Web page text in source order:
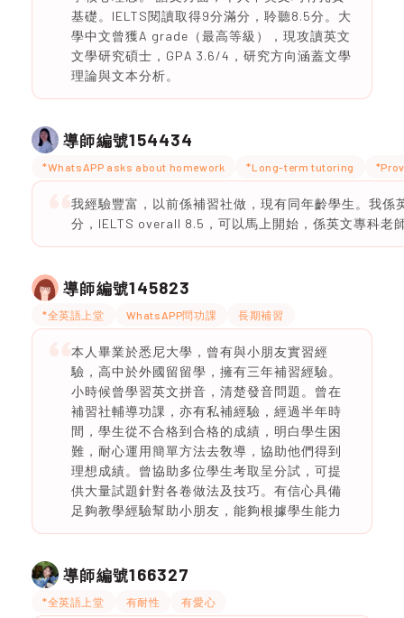
基礎。IELTS閱讀取得9分滿分，聆聽8.5分。大
學中文曾獲A grade（最高等級），現攻讀英文
文學研究碩士，GPA 3.6/4，研究方向涵蓋文學
理論與文本分析。
導師編號154434
*WhatsAPP asks about homework *Long-term tutoring
我經驗豐富，以前係補習社做，現有同年齡學生。我係
分，IELTS overall 8.5，可以馬上開始，係英文專科老
導師編號145823
*全英語上堂 WhatsAPP問功課 長期補習
本人畢業於悉尼大學，曾有與小朋友實習經
驗，高中於外國留留學，擁有三年補習經驗。
小時候曾學習英文拼音，清楚發音問題。曾在
補習社輔導功課，亦有私補經驗，經過半年時
間，學生從不合格到合格的成績，明白學生困
難，耐心運用簡單方法去敎導，協助他們得到
理想成績。曾協助多位學生考取呈分試，可提
供大量試題針對各卷做法及技巧。有信心具備
足夠教學經驗幫助小朋友，能夠根據學生能力
導師編號166327
*全英語上堂 有耐性 有愛心